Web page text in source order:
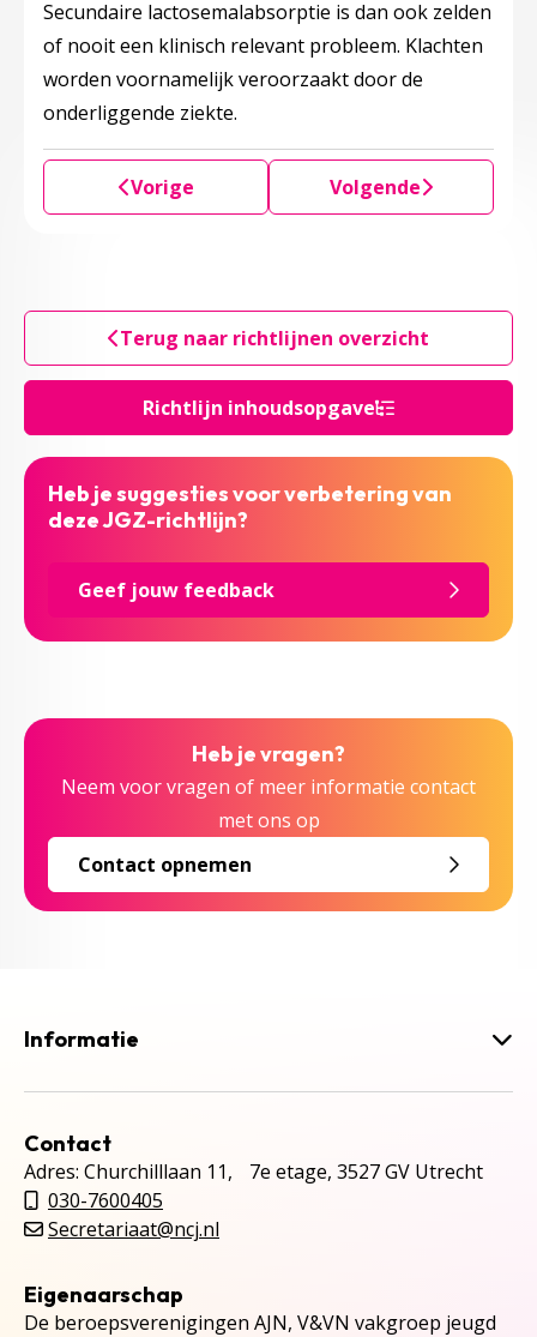
Richtlijn inhoudsopgave
Secundaire lactosemalabsorptie is dan ook zelden
of nooit een klinisch relevant probleem. Klachten
worden voornamelijk veroorzaakt door de
onderliggende ziekte.
Vorige Volgende
Terug naar richtlijnen overzicht
Heb je suggesties voor verbetering van
deze JGZ-richtlijn?
Geef jouw feedback
Heb je vragen?
Neem voor vragen of meer informatie contact
met ons op
Contact opnemen
Informatie
Contact
Adres: Churchilllaan 11, 7e etage, 3527 GV Utrecht
030-7600405
Secretariaat@ncj.nl
Eigenaarschap
De beroepsverenigingen AJN, V&VN vakgroep jeugd